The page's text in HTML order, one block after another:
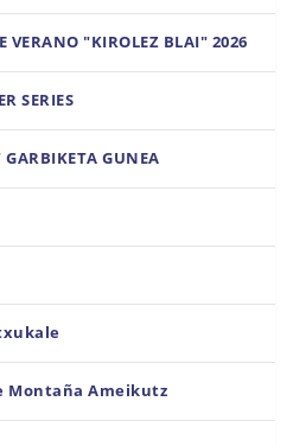
VERANO "KIROLEZ BLAI" 2026
SERIES
GUNEA
Montaña Ameikutz